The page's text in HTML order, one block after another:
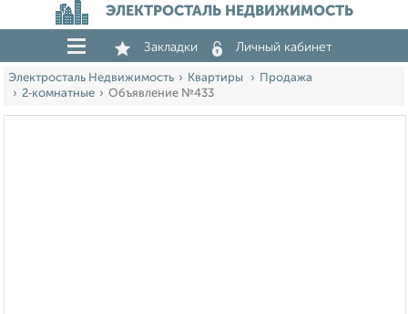
ЭЛЕКТРОСТАЛЬ НЕДВИЖИМОСТЬ
Закладки Личный кабинет
Электросталь Недвижимость Квартиры
Продажа
2‑комнатные
Объявление №433